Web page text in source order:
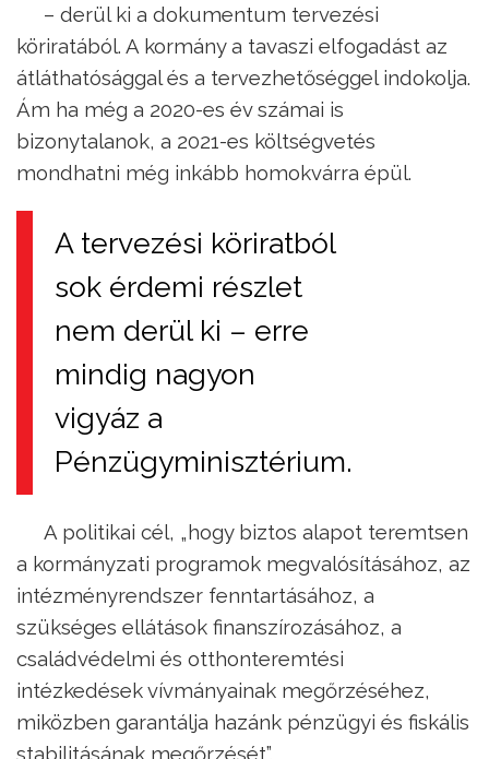
– derül ki a dokumentum tervezési
köriratából. A kormány a tavaszi elfogadást az
átláthatósággal és a tervezhetőséggel indokolja.
Ám ha még a 2020-es év számai is
bizonytalanok, a 2021-es költségvetés
mondhatni még inkább homokvárra épül.
A tervezési köriratból
sok érdemi részlet
nem derül ki – erre
mindig nagyon
vigyáz a
Pénzügyminisztérium.
A politikai cél, „hogy biztos alapot teremtsen
a kormányzati programok megvalósításához, az
intézményrendszer fenntartásához, a
szükséges ellátások finanszírozásához, a
családvédelmi és otthonteremtési
intézkedések vívmányainak megőrzéséhez,
miközben garantálja hazánk pénzügyi és fiskális
stabilitásának megőrzését”.